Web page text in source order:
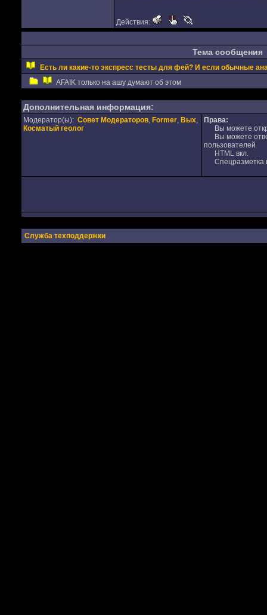
Действия:
Тема сообщения
Есть ли какие-то экспресс тесты для фей? И если обычные
AFAIK только на ашу думают об этом
Дополнительная информация:
Модератор(ы): Совет Модераторов, Former, Вых,
Косматый геолог
Права:
Вы можете
Вы можете
пользователей
HTML вкл.
Спецразметка
Служба техподдержки